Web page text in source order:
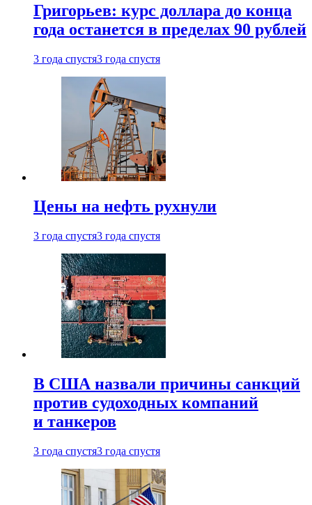
Григорьев: курс доллара до конца
года останется в пределах 90 рублей
3 года спустя3 года спустя
Цены на нефть рухнули
3 года спустя3 года спустя
В США назвали причины санкций
против судоходных компаний
и танкеров
3 года спустя3 года спустя